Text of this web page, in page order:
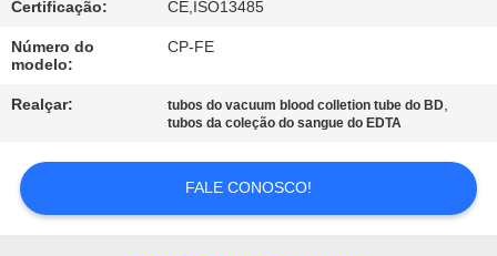
SITE
PRIVACY
Certificação: CE,ISO13485
Número do
modelo:
CP-FE
Realçar: tubos do vacuum blood colletion tube do BD,
tubos da coleção do sangue do EDTA
FALE CONOSCO!